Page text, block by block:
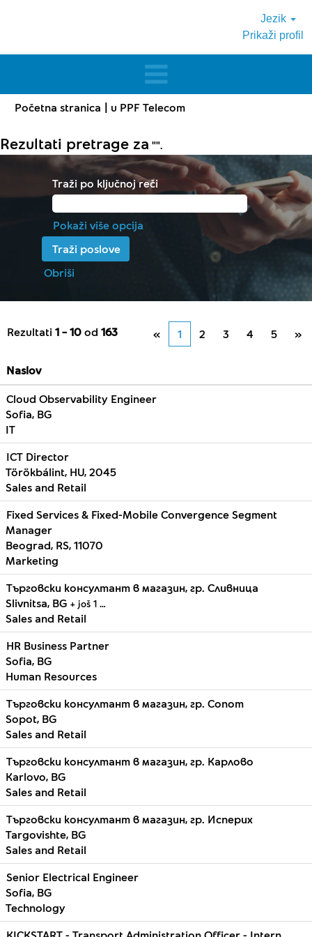
Jezik
Prikaži profil
Početna stranica | u PPF Telecom(trenutna
Rezultati pretrage za "".
Traži po ključnoj reči
Pokaži više opcija
Obriši
Rezultati 1 – 10 od 163 « 1 2 3 4 5 »
Naslov
Cloud Observability Engineer
Sofia, BG
IT
ICT Director
Törökbálint, HU, 2045
Sales and Retail
Fixed Services & Fixed-Mobile Convergence Segment
Manager
Beograd, RS, 11070
Marketing
Търговски консултант в магазин, гр. Сливница
Slivnitsa, BG + još 1 …
Sales and Retail
HR Business Partner
Sofia, BG
Human Resources
Търговски консултант в магазин, гр. Сопот
Sopot, BG
Sales and Retail
Търговски консултант в магазин, гр. Карлово
Karlovo, BG
Sales and Retail
Tърговски консултант в магазин, гр. Исперих
Targovishte, BG
Sales and Retail
Senior Electrical Engineer
Sofia, BG
Technology